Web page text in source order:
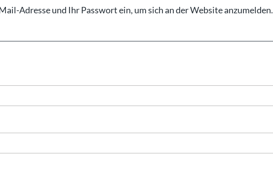
Adresse und Ihr Pass­wort ein, um sich an der Web­site an­zu­mel­den.